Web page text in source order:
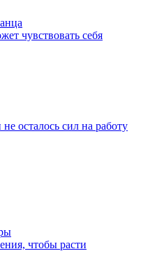
чувствовать себя
осталось сил на работу
чтобы расти